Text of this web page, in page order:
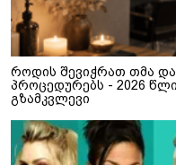
როდის შევიჭრათ თმა
პროცედურებს - 2026
გზამკვლევი